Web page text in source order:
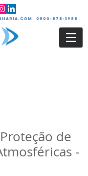
0800-878-3988
de
-